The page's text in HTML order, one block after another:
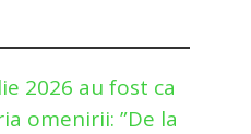
2026 au fost ca
omenirii: ”De la